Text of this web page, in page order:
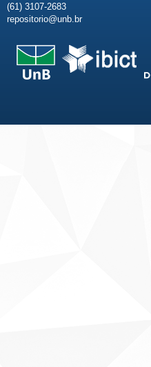
(61) 3107-2683
repositorio@unb.br